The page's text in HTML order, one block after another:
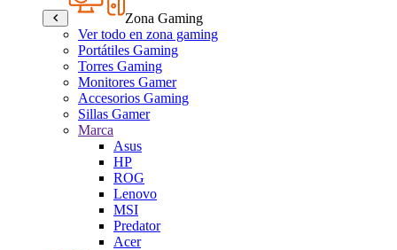
Zona Gaming
Ver todo en zona gaming
Portátiles Gaming
Torres Gaming
Monitores Gamer
Accesorios Gaming
Sillas Gamer
Marca
Asus
HP
ROG
Lenovo
MSI
Predator
Acer